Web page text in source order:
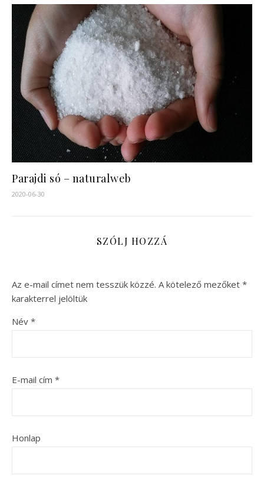
Parajdi só – naturalweb
2020-06-30
SZÓLJ HOZZÁ
Az e-mail címet nem tesszük közzé. A kötelező mezőket *
karakterrel jelöltük
Név *
E-mail cím *
Honlap